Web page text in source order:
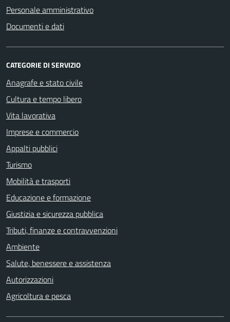
Personale amministrativo
Documenti e dati
CATEGORIE DI SERVIZIO
Anagrafe e stato civile
Cultura e tempo libero
Vita lavorativa
Imprese e commercio
Appalti pubblici
Turismo
Mobilità e trasporti
Educazione e formazione
Giustizia e sicurezza pubblica
Tributi, finanze e contravvenzioni
Ambiente
Salute, benessere e assistenza
Autorizzazioni
Agricoltura e pesca